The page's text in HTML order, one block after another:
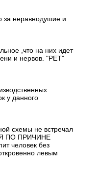
за неравнодушие и
,что на них идет
и нервов. "РЕТ"
у данного
схемы не встречал
ПО ПРИЧИНЕ
человек без
левым